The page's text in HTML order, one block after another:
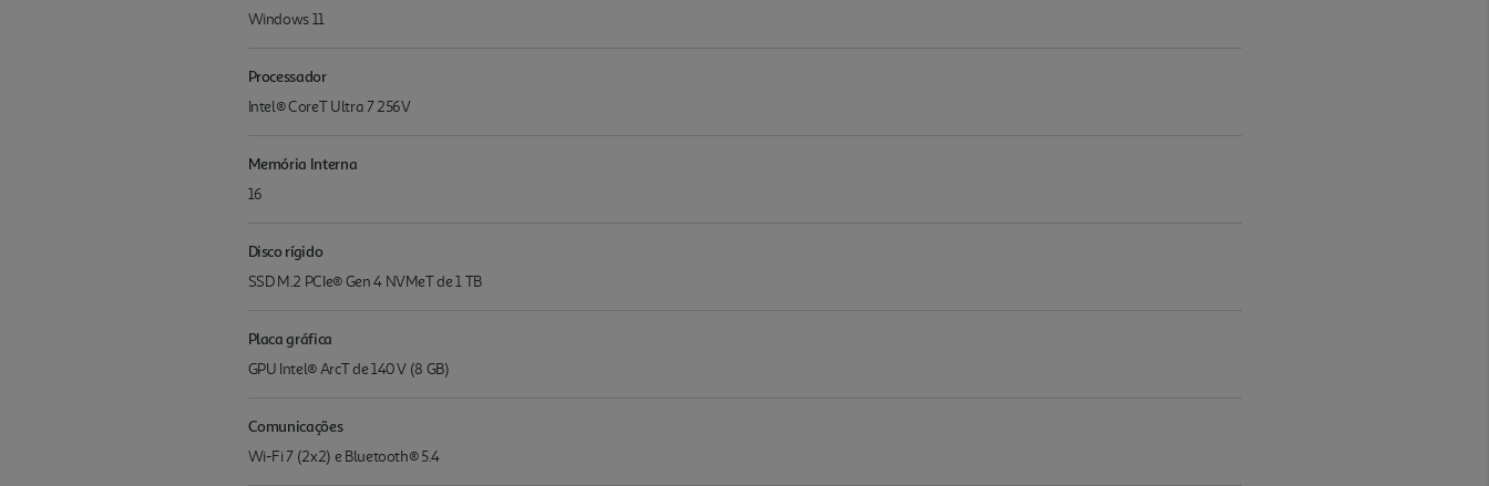
Windows 11
Processador
Intel® CoreT Ultra 7 256V
Memória Interna
16
Disco rígido
SSD M.2 PCIe® Gen 4 NVMeT de 1 TB
Placa gráfica
GPU Intel® ArcT de 140 V (8 GB)
Comunicações
Wi-Fi 7 (2x2) e Bluetooth® 5.4